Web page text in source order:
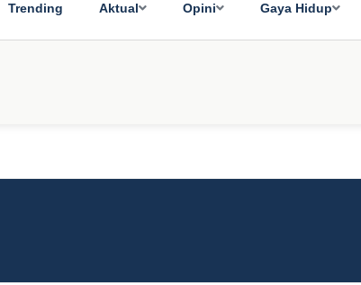
Trending Aktual Opini Gaya Hidup